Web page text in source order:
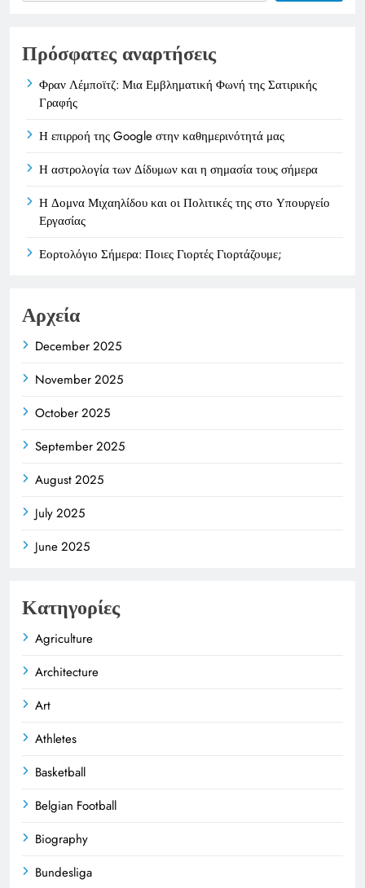
Πρόσφατες αναρτήσεις
Φραν Λέμποϊτζ: Μια Εμβληματική Φωνή της Σατιρικής
Γραφής
Η επιρροή της Google στην καθημερινότητά μας
Η αστρολογία των Δίδυμων και η σημασία τους σήμερα
Η Δομνα Μιχαηλίδου και οι Πολιτικές της στο Υπουργείο
Εργασίας
Εορτολόγιο Σήμερα: Ποιες Γιορτές Γιορτάζουμε;
Αρχεία
December 2025
November 2025
October 2025
September 2025
August 2025
July 2025
June 2025
Κατηγορίες
Agriculture
Architecture
Art
Athletes
Basketball
Belgian Football
Biography
Bundesliga